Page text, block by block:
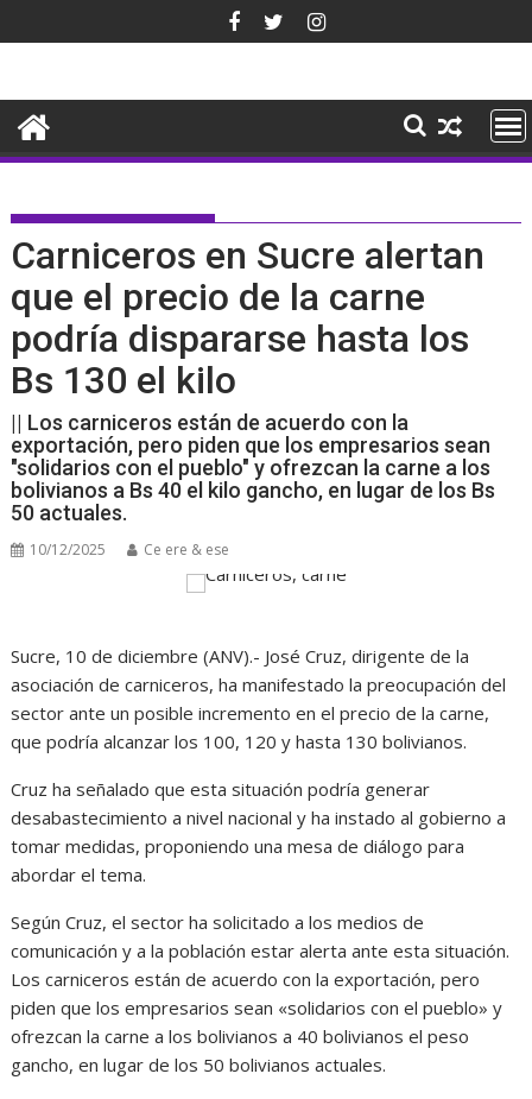
al
Carniceros en Sucre alertan
que el precio de la carne
podría dispararse hasta los
Bs 130 el kilo
|| Los carniceros están de acuerdo con la
exportación, pero piden que los empresarios sean
"solidarios con el pueblo" y ofrezcan la carne a los
bolivianos a Bs 40 el kilo gancho, en lugar de los Bs
50 actuales.
10/12/2025 Ce ere & ese
Sucre, 10 de diciembre (ANV).- José Cruz, dirigente de la
asociación de carniceros, ha manifestado la preocupación del
sector ante un posible incremento en el precio de la carne,
que podría alcanzar los 100, 120 y hasta 130 bolivianos.
Cruz ha señalado que esta situación podría generar
desabastecimiento a nivel nacional y ha instado al gobierno a
tomar medidas, proponiendo una mesa de diálogo para
abordar el tema.
Según Cruz, el sector ha solicitado a los medios de
comunicación y a la población estar alerta ante esta situación.
Los carniceros están de acuerdo con la exportación, pero
piden que los empresarios sean «solidarios con el pueblo» y
ofrezcan la carne a los bolivianos a 40 bolivianos el peso
gancho, en lugar de los 50 bolivianos actuales.